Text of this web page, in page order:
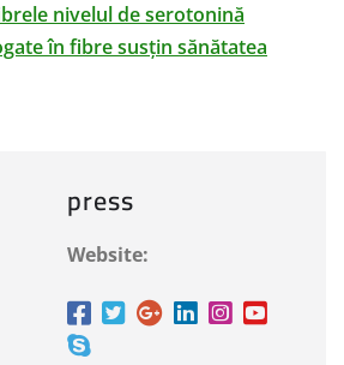
nivelul de serotonină
în fibre susțin sănătatea
press
Website: